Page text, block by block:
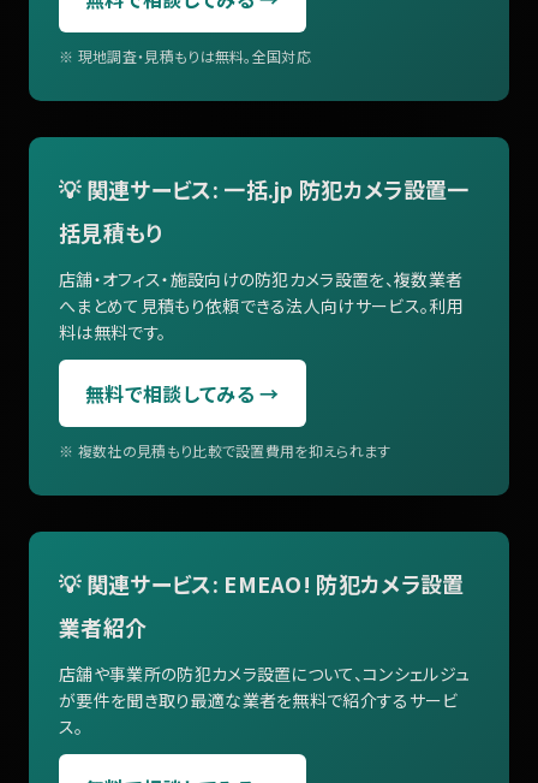
※ 現地調査・見積もりは無料。全国対応
💡 関連サービス: 一括.jp 防犯カメラ設置一
括見積もり
店舗・オフィス・施設向けの防犯カメラ設置を、複数業者
へまとめて見積もり依頼できる法人向けサービス。利用
料は無料です。
無料で相談してみる →
※ 複数社の見積もり比較で設置費用を抑えられます
💡 関連サービス: EMEAO! 防犯カメラ設置
業者紹介
店舗や事業所の防犯カメラ設置について、コンシェルジュ
が要件を聞き取り最適な業者を無料で紹介するサービ
ス。